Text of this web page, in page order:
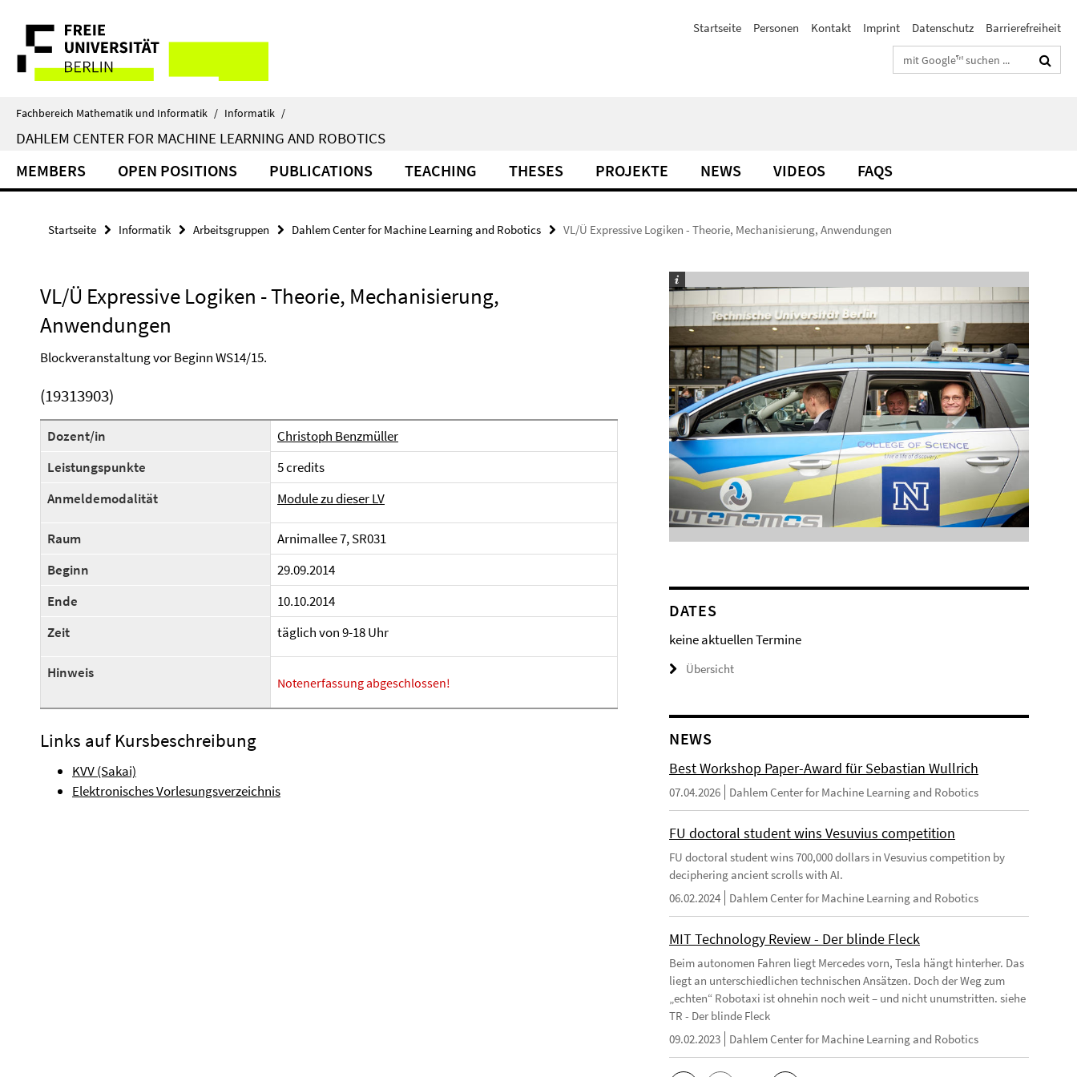
direkt
Inhalt
Service-
Navigation
Startseite Personen Kontakt Imprint Datenschutz
Barrierefreiheit
Suchbegriffe
Fachbereich Mathematik und Informatik / Informatik /
DAHLEM CENTER FOR MACHINE LEARNING AND ROBOTICS
MEMBERS OPEN POSITIONS PUBLICATIONS TEACHING THESES PROJEKTE NEWS VIDEOS FAQS
Startseite Informatik Arbeitsgruppen Dahlem Center for Machine Learning and Robotics VL/Ü Expressive Logiken - Theorie, Mechanisierung, Anwendungen
VL/Ü Expressive Logiken - Theorie, Mechanisierung,
Anwendungen
Blockveranstaltung vor Beginn WS14/15.
(19313903)
Dozent/in
Christoph Benzmüller
Leistungspunkte
5 credits
Anmeldemodalität
Module zu dieser LV
Raum
Arnimallee 7, SR031
Beginn
29.09.2014
Ende
10.10.2014
Zeit
täglich von 9-18 Uhr
Hinweis
Notenerfassung abgeschlossen!
Links auf Kursbeschreibung
KVV (Sakai)
Elektronisches Vorlesungsverzeichnis
DATES
keine aktuellen Termine
Übersicht
NEWS
Best Workshop Paper-Award für Sebastian Wullrich
07.04.2026 Dahlem Center for Machine Learning and Robotics
FU doctoral student wins Vesuvius competition
FU doctoral student wins 700,000 dollars in Vesuvius competition by
deciphering ancient scrolls with AI.
06.02.2024
Dahlem Center for Machine Learning and Robotics
MIT Technology Review - Der blinde Fleck
Beim autonomen Fahren liegt Mercedes vorn, Tesla hängt hinterher. Das
liegt an unterschiedlichen technischen Ansätzen. Doch der Weg zum
„echten“ Robotaxi ist ohnehin noch weit – und nicht unumstritten. siehe
TR - Der blinde Fleck
09.02.2023
Dahlem Center for Machine Learning and Robotics